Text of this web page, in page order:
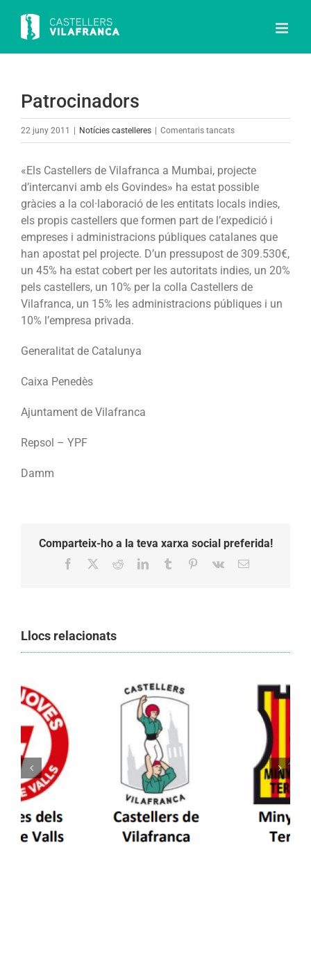
content
Patrocinadors
22 juny 2011 Notícies castelleres Comentaris tancatsa
«Els Castellers de Vilafranca a Mumbai, projecte
d’intercanvi amb els Govindes» ha estat possible
gràcies a la col·laboració de les entitats locals indies,
els propis castellers que formen part de l’expedició i
empreses i administracions públiques catalanes que
han apostat pel projecte. D’un pressupost de 309.530€,
un 45% ha estat cobert per les autoritats indies, un 20%
pels castellers, un 10% per la colla Castellers de
Vilafranca, un 15% les administracions públiques i un
10% l’empresa privada.
Generalitat de Catalunya
Caixa Penedès
Ajuntament de Vilafranca
Repsol – YPF
Damm
Comparteix-ho a la teva xarxa social preferida!
Facebook RedditLinkedInTumblr Pinterest
Vk Email:
Llocs relacionats
Els Castellers de Vilafranca unieixen tradició i
patrimoni en un viatge de colla a la Vall
d’Aran i a la Vall de Boí